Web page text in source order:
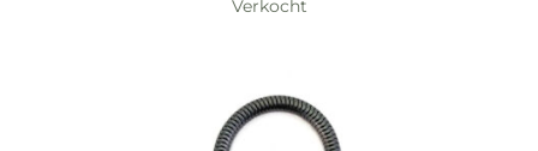
Verkocht